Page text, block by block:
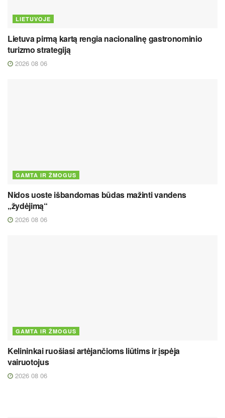
LIETUVOJE
Lietuva pirmą kartą rengia nacionalinę gastronominio
turizmo strategiją
2026 08 06
GAMTA IR ŽMOGUS
Nidos uoste išbandomas būdas mažinti vandens
„žydėjimą“
2026 08 06
GAMTA IR ŽMOGUS
Kelininkai ruošiasi artėjančioms liūtims ir įspėja
vairuotojus
2026 08 06